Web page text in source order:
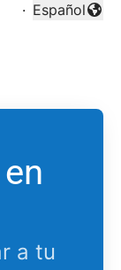
·
Cambiar
Español
a tu